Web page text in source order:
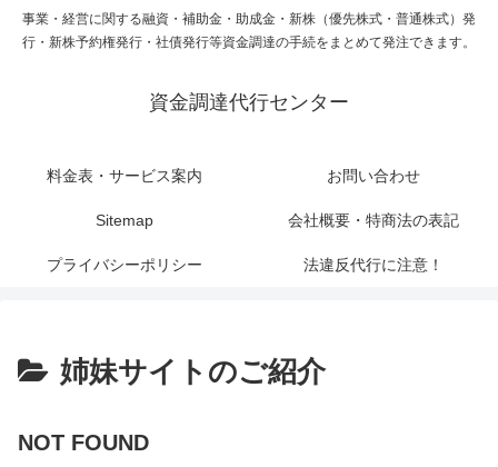
事業・経営に関する融資・補助金・助成金・新株（優先株式・普通株式）発
行・新株予約権発行・社債発行等資金調達の手続をまとめて発注できます。
資金調達代行センター
料金表・サービス案内 お問い合わせ
Sitemap 会社概要・特商法の表記
プライバシーポリシー 法違反代行に注意！
姉妹サイトのご紹介
NOT FOUND